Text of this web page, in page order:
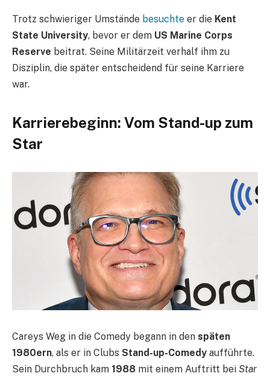
Trotz schwieriger Umstände besuchte er die Kent
State University, bevor er dem US Marine Corps
Reserve beitrat. Seine Militärzeit verhalf ihm zu
Disziplin, die später entscheidend für seine Karriere
war.
Karrierebeginn: Vom Stand-up zum
Star
Careys Weg in die Comedy begann in den späten
1980ern, als er in Clubs Stand-up-Comedy aufführte.
Sein Durchbruch kam 1988 mit einem Auftritt bei Star